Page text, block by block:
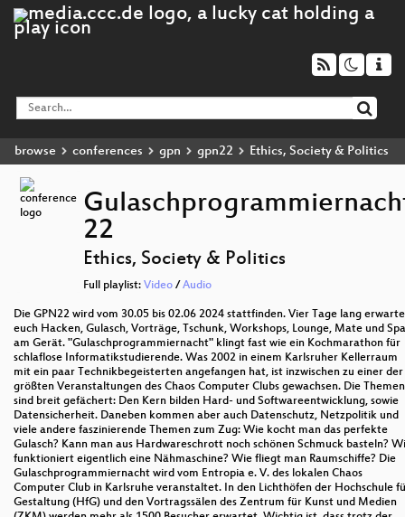
browse conferences gpn gpn22 Ethics, Society & Politics
22
Ethics, Society & Politics
Full playlist: Video / Audio
Die GPN22 wird vom 30.05 bis 02.06 2024 stattfinden. Vier Tage lang
euch Hacken, Gulasch, Vorträge, Tschunk, Workshops, Lounge, Mate und
am Gerät. "Gulaschprogrammiernacht" klingt fast wie ein Kochmarathon für
schlaflose Informatikstudierende. Was 2002 in einem Karlsruher Kellerraum
mit ein paar Technikbegeisterten angefangen hat, ist inzwischen zu einer der
größten Veranstaltungen des Chaos Computer Clubs gewachsen. Die Themen
sind breit gefächert: Den Kern bilden Hard- und Softwareentwicklung, sowie
Datensicherheit. Daneben kommen aber auch Datenschutz, Netzpolitik und
viele andere faszinierende Themen zum Zug: Wie kocht man das perfekte
Gulasch? Kann man aus Hardwareschrott noch schönen Schmuck basteln?
funktioniert eigentlich eine Nähmaschine? Wie fliegt man Raumschiffe? Die
Gulaschprogrammiernacht wird vom Entropia e. V. des lokalen Chaos
Computer Club in Karlsruhe veranstaltet. In den Lichthöfen der Hochschule
Gestaltung (HfG) und den Vortragssälen des Zentrum für Kunst und Medien